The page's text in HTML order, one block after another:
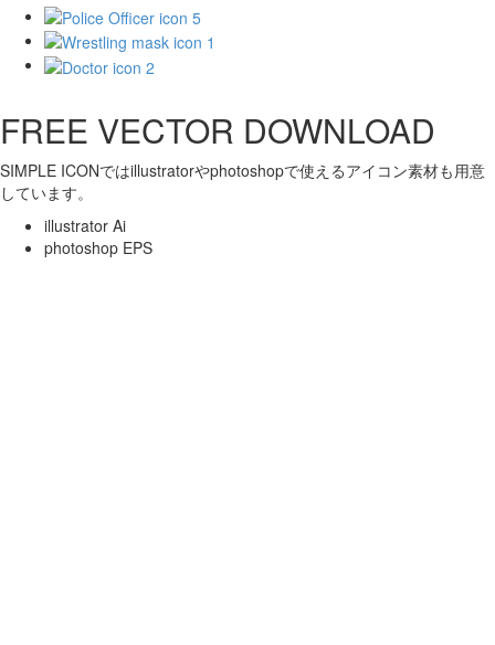
FREE VECTOR DOWNLOAD
SIMPLE ICONではillustratorやphotoshopで使えるアイコン素材も用意
しています。
illustrator Ai
photoshop EPS